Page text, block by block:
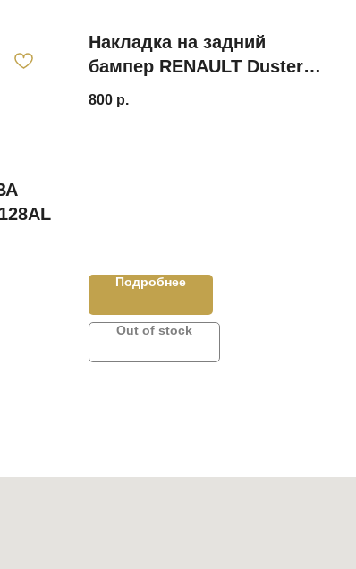
Накладка на задний
бампер RENAULT Duster
2012- ТЮН АВТО
800 р.
Подробнее
Out of stock